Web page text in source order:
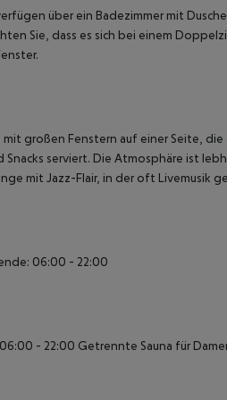
über ein Badezimmer mit
Sie, dass es sich bei einem
großen Fenstern auf einer Seite,
Snacks serviert. Die Atmosphäre ist
mit Jazz-Flair, in der oft Livemusik
06:00 - 22:00
- 22:00 Getrennte Sauna für